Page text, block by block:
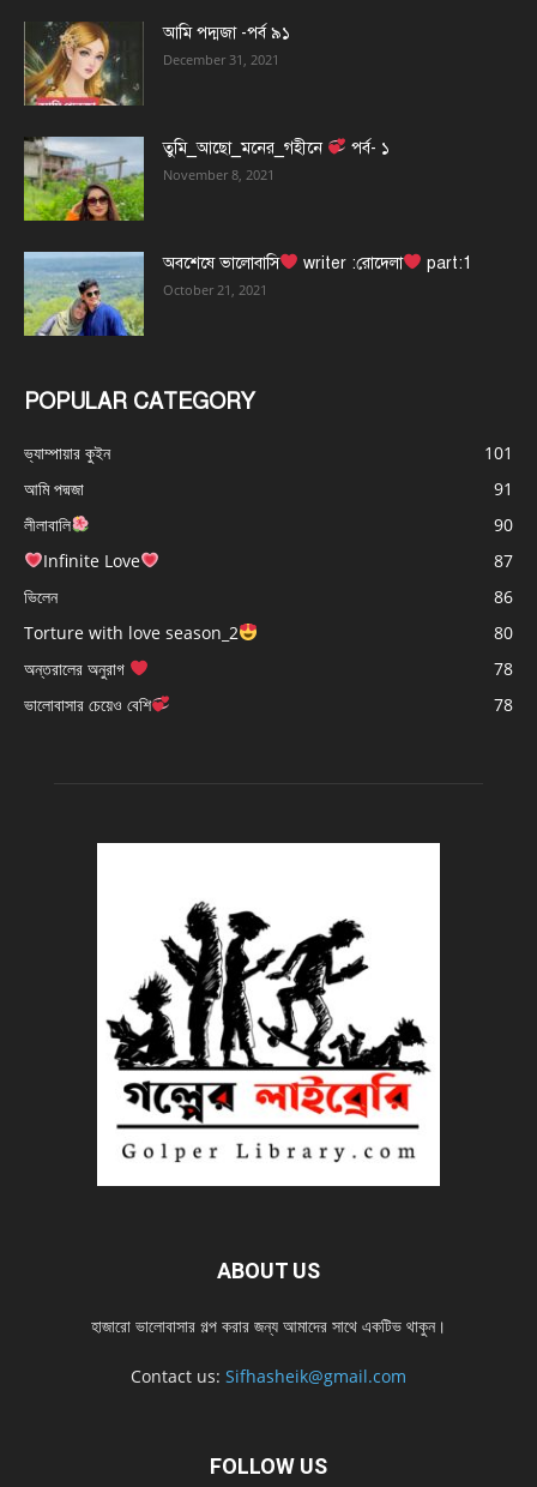
আমি পদ্মজা -পর্ব ৯১
December 31, 2021
তুমি_আছো_মনের_গহীনে পর্ব- ১
November 8, 2021
অবশেষে ভালোবাসি writer :রোদেলা part:1
October 21, 2021
POPULAR CATEGORY
ভ্যাম্পায়ার কুইন
101
আমি পদ্মজা
91
লীলাবালি
90
Infinite Love
87
ভিলেন
86
Torture with love season_2
80
অন্তরালের অনুরাগ
78
ভালোবাসার চেয়েও বেশি
78
ABOUT US
হাজারো ভালোবাসার গল্প করার জন্য আমাদের সাথে একটিভ থাকুন।
Contact us: Sifhasheik@gmail.com
FOLLOW US